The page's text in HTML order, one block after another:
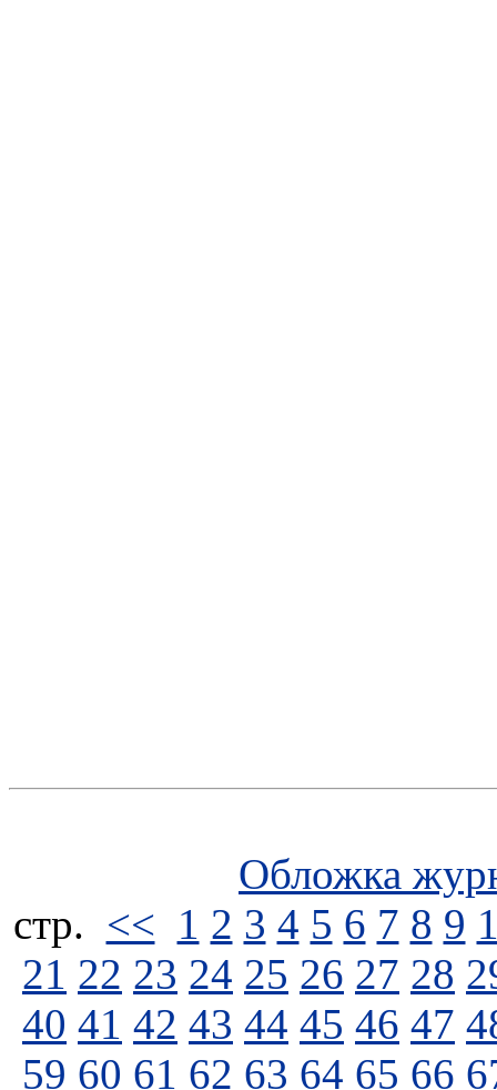
Обложка
стp. << 1 2 3 4 5 6 7 8 9
21 22 23 24 25 26 27 28
40 41 42 43 44 45 46 47
59 60 61 62 63 64 65 66